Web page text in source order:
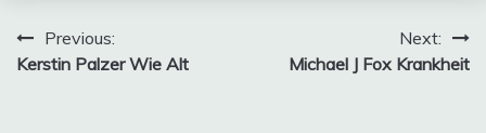
Post
navigation
Previous:
Kerstin Palzer Wie Alt
Next:
Michael J Fox Krankheit